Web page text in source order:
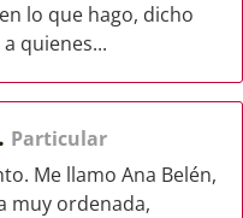
lo que hago, dicho
quienes...
Particular
Me llamo Ana Belén,
muy ordenada,